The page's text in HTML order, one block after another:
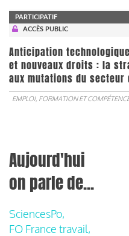
PARTICIPATIF
ACCÈS PUBLIC
Anticipation
et nouveaux droits : la
aux mutations du secteur
EMPLOI, FORMATION ET
Aujourd'hui
on parle de...
SciencesPo,
FO France travail,